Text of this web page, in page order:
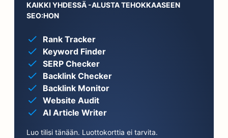
KAIKKI YHDESSÄ -ALUSTA TEHOKKAASEEN
SEO:HON
Rank Tracker
Keyword Finder
SERP Checker
Backlink Checker
Backlink Monitor
Website Audit
AI Article Writer
Luo tilisi tänään. Luottokorttia ei tarvita.